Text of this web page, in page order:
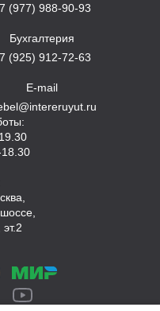
(977) 988-90-93
Бухгалтерия
(925) 912-72-63
E-mail